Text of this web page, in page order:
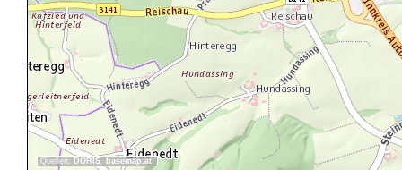
Quellen: DORIS, basemap.at